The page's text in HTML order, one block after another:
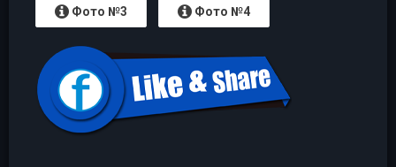
Фото №3 Фото №4